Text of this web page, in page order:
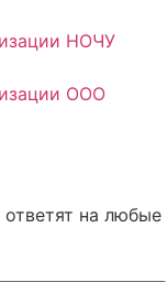
НОЧУ
ООО
на любые